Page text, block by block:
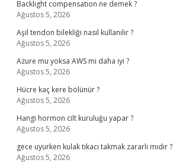
Backlight compensation ne demek ?
Ağustos 5, 2026
Aşil tendon bilekliği nasıl kullanılır ?
Ağustos 5, 2026
Azure mu yoksa AWS mi daha iyi ?
Ağustos 5, 2026
Hücre kaç kere bölünür ?
Ağustos 5, 2026
Hangi hormon cilt kuruluğu yapar ?
Ağustos 5, 2026
gece uyurken kulak tıkacı takmak zararlı mıdır ?
Ağustos 5, 2026